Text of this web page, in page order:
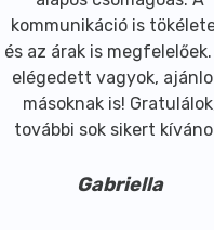
kommunikáció is
és az árak is megfelelőek.
elégedett vagyok,
másoknak is!
további sok sikert
Gabriella